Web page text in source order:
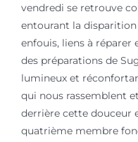
vendredi se retrouve
entourant la
enfouis, liens à
des préparations de
lumineux et
qui nous rassemblent
derrière cette douceur
quatrième membre